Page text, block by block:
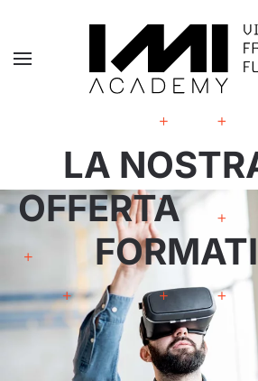
Skip to main content
LA
OFFERTA